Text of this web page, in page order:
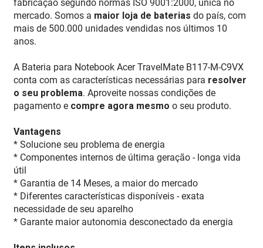
fabricação segundo normas ISO 9001:2000, única no
mercado. Somos a maior loja de baterias do país, com
mais de 500.000 unidades vendidas nos últimos 10
anos.
A Bateria para Notebook Acer TravelMate B117-M-C9VX
conta com as características necessárias para resolver
o seu problema. Aproveite nossas condições de
pagamento e compre agora mesmo o seu produto.
Vantagens
* Solucione seu problema de energia
* Componentes internos de última geração - longa vida
útil
* Garantia de 14 Meses, a maior do mercado
* Diferentes características disponíveis - exata
necessidade de seu aparelho
* Garante maior autonomia desconectado da energia